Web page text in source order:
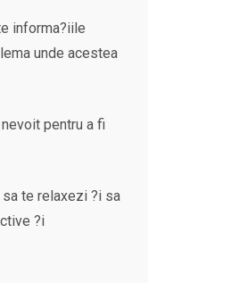
informa?iile
unde acestea
pentru a fi
te relaxezi ?i sa
?i